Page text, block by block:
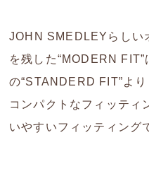
JOHN SMEDLEYらしい
を残した“MODERN FIT”
の“STANDERD FIT”よ
コンパクトなフィッティ
いやすいフィッティング